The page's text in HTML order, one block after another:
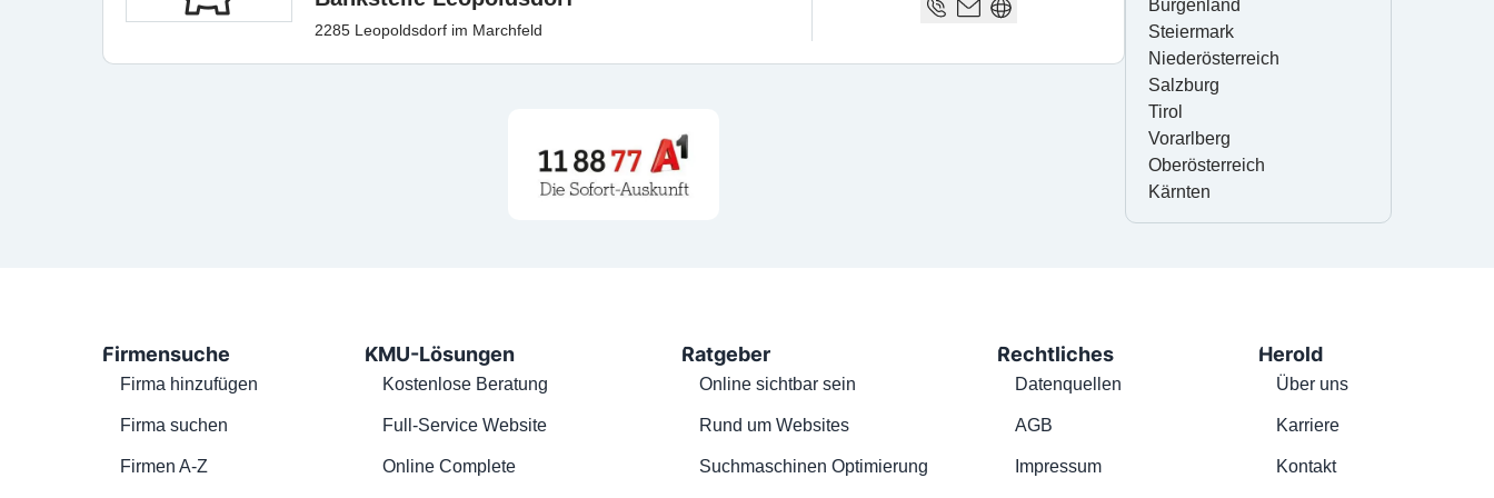
2285 Leopoldsdorf im Marchfeld
Burgenland
Steiermark
Niederösterreich
Salzburg
Tirol
Vorarlberg
Oberösterreich
Kärnten
Firmensuche
Firma hinzufügen
Firma suchen
Firmen A-Z
KMU-Lösungen
Kostenlose Beratung
Full-Service Website
Online Complete
Ratgeber
Online sichtbar sein
Rund um Websites
Suchmaschinen Optimierung
Rechtliches
Datenquellen
AGB
Impressum
Herold
Über uns
Karriere
Kontakt